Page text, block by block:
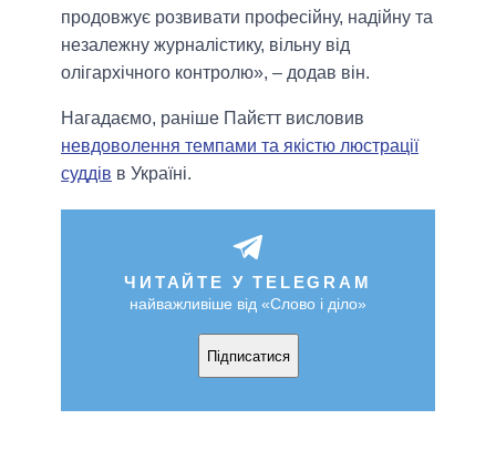
продовжує розвивати професійну, надійну та
незалежну журналістику, вільну від
олігархічного контролю», – додав він.
Нагадаємо, раніше Пайєтт висловив
невдоволення темпами та якістю люстрації
суддів в Україні.
ЧИТАЙТЕ У TELEGRAM
найважливіше від «Слово і діло»
Підписатися